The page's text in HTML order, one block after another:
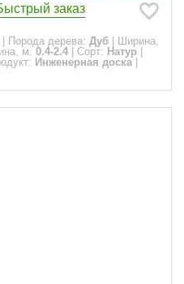
заказ
Порода дерева: Дуб
Ширина,
м: 0.4-2.4 Сорт: Натур
Инженерная доска